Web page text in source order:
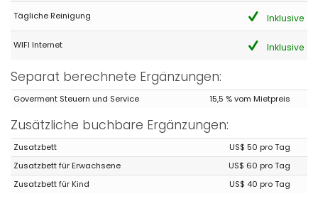
Tägliche Reinigung Inklusive
WIFI Internet Inklusive
Separat berechnete Ergänzungen:
Goverment Steuern und Service 15,5 % vom Mietpreis
Zusätzliche buchbare Ergänzungen:
Zusatzbett
US$ 50 pro Tag
Zusatzbett für Erwachsene
US$ 60 pro Tag
Zusatzbett für Kind
US$ 40 pro Tag